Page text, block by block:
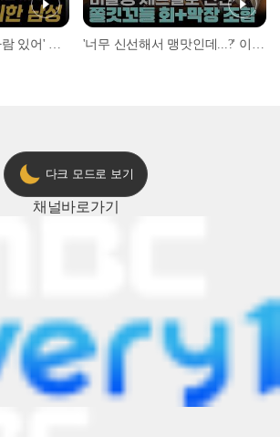
다크 모드로 보기
채널바로가기